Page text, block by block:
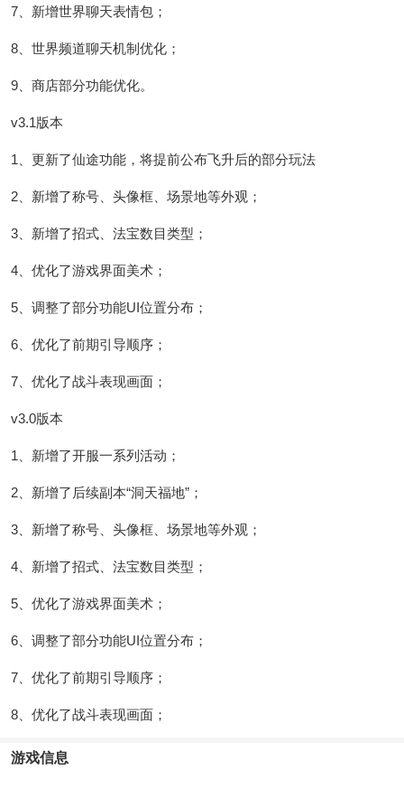
7、新增世界聊天表情包；
8、世界频道聊天机制优化；
9、商店部分功能优化。
v3.1版本
1、更新了仙途功能，将提前公布飞升后的部分玩法
2、新增了称号、头像框、场景地等外观；
3、新增了招式、法宝数目类型；
4、优化了游戏界面美术；
5、调整了部分功能UI位置分布；
6、优化了前期引导顺序；
7、优化了战斗表现画面；
v3.0版本
1、新增了开服一系列活动；
2、新增了后续副本“洞天福地”；
3、新增了称号、头像框、场景地等外观；
4、新增了招式、法宝数目类型；
5、优化了游戏界面美术；
6、调整了部分功能UI位置分布；
7、优化了前期引导顺序；
8、优化了战斗表现画面；
游戏信息